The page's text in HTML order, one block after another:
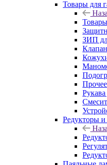
Товары для
ЗИП
Рукава
Редукторы и